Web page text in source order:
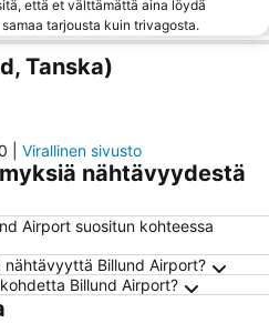
että et välttämättä aina löydä
tarjousta kuin trivagosta.
Tanska)
Virallinen sivusto
nähtävyydestä
Airport suositun kohteessa
nähtävyyttä Billund Airport?
Billund Airport?